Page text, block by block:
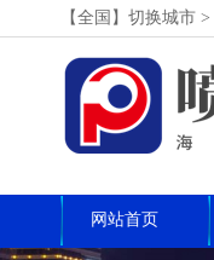
【全国】切换城市>
网站首页